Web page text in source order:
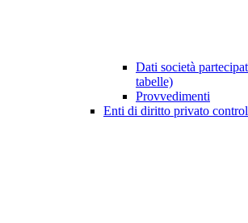
Dati società
tabelle)
Provvedimenti
Enti di diritto privato